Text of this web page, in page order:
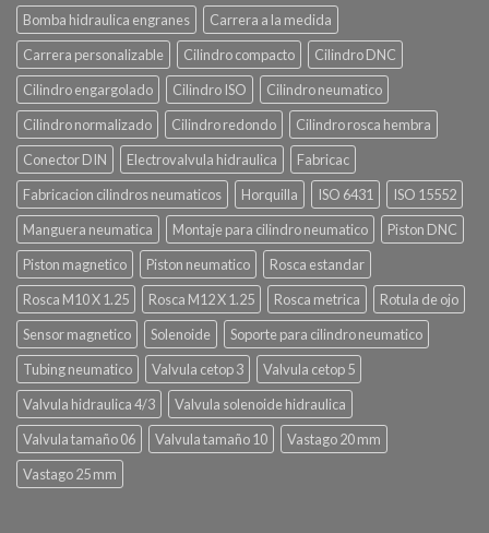
Bomba hidraulica engranes
Carrera a la medida
Carrera personalizable
Cilindro compacto
Cilindro DNC
Cilindro engargolado
Cilindro ISO
Cilindro neumatico
Cilindro normalizado
Cilindro redondo
Cilindro rosca hembra
Conector DIN
Electrovalvula hidraulica
Fabricac
Fabricacion cilindros neumaticos
Horquilla ISO 6431
ISO 15552
Manguera neumatica
Montaje para cilindro neumatico
Piston DNC
Piston magnetico
Piston neumatico
Rosca estandar
Rosca M10 X 1.25
Rosca M12 X 1.25 Rosca metrica
Rotula de ojo
Sensor magnetico
Solenoide
Soporte para cilindro neumatico
Tubing neumatico
Valvula cetop 3
Valvula cetop 5
Valvula hidraulica 4/3
Valvula solenoide hidraulica
Valvula tamaño 06
Valvula tamaño 10
Vastago 20 mm
Vastago 25 mm